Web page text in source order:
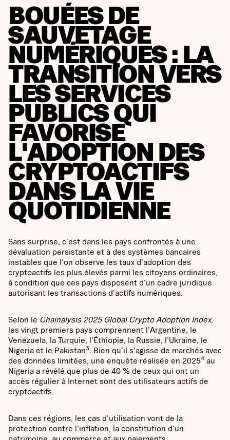
BOUÉES DE
SAUVETAGE
NUMÉRIQUES : LA
TRANSITION VERS
LES SERVICES
PUBLICS QUI
FAVORISE
L'ADOPTION DES
CRYPTOACTIFS
DANS LA VIE
QUOTIDIENNE
Sans surprise, c'est dans les pays confrontés à une
dévaluation persistante et à des systèmes bancaires
instables que l'on observe les taux d'adoption des
cryptoactifs les plus élevés parmi les citoyens ordinaires,
à condition que ces pays disposent d'un cadre juridique
autorisant les transactions d'actifs numériques.
Selon le Chainalysis 2025 Global Crypto Adoption Index,
les vingt premiers pays comprennent l'Argentine, le
Venezuela, la Turquie, l'Éthiopie, la Russie, l'Ukraine, le
Nigeria et le Pakistan3
. Bien qu'il s'agisse de marchés avec
des données limitées, une enquête réalisée en 20254 au
Nigeria a révélé que plus de 40 % de ceux qui ont un
accès régulier à Internet sont des utilisateurs actifs de
cryptoactifs.
Dans ces régions, les cas d'utilisation vont de la
protection contre l'inflation, la constitution d'un